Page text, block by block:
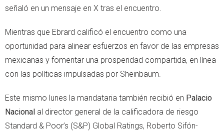
señaló en un mensaje en X tras el encuentro.
Mientras que Ebrard calificó el encuentro como una
oportunidad para alinear esfuerzos en favor de las empresas
mexicanas y fomentar una prosperidad compartida, en línea
con las políticas impulsadas por Sheinbaum.
Este mismo lunes la mandataria también recibió en Palacio
Nacional al director general de la calificadora de riesgo
Standard & Poor’s (S&P) Global Ratings, Roberto Sifón-